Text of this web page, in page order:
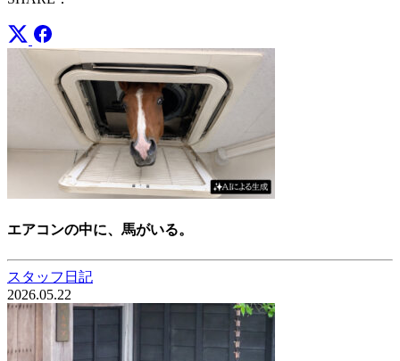
エアコンの中に、馬がいる。
スタッフ日記
2026.05.22